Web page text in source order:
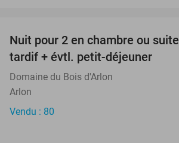
Nuit pour 2 en chambre ou
tardif + évtl. petit-déjeuner
Domaine du Bois d'Arlon
Arlon
Vendu : 80